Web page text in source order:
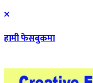
हामी फेसबुकमा